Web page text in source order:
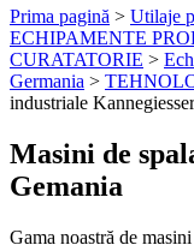
Prima pagină > Utilaje
ECHIPAMENTE
CURATATORIE >
Germania >
industriale
Masini de
Gemania
Gama noastră de